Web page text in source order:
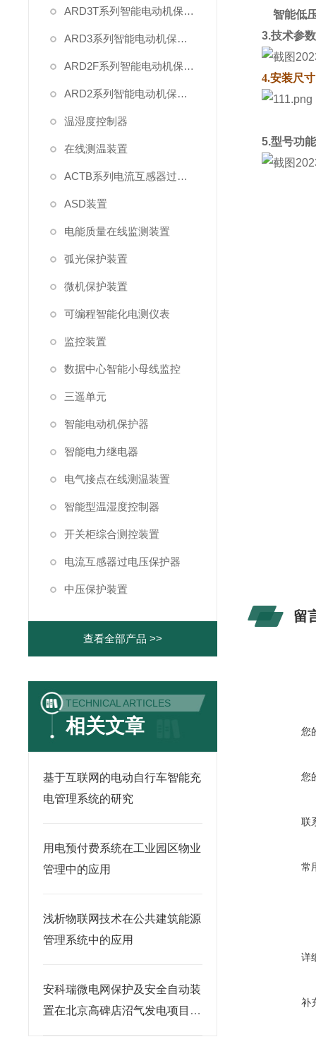
智能低
3.技术参数
4.安装尺寸
5.型号功能
留
您
您
联
常
详
补
ARD3T系列智能电动机保护器
ARD3系列智能电动机保护器
ARD2F系列智能电动机保护器
ARD2系列智能电动机保护器
温湿度控制器
在线测温装置
ACTB系列电流互感器过电压保护器
ASD装置
电能质量在线监测装置
弧光保护装置
微机保护装置
可编程智能化电测仪表
监控装置
数据中心智能小母线监控
三遥单元
智能电动机保护器
智能电力继电器
电气接点在线测温装置
智能型温湿度控制器
开关柜综合测控装置
电流互感器过电压保护器
中压保护装置
查看全部产品 >>
TECHNICAL ARTICLES
相关文章
基于互联网的电动自行车智能充
电管理系统的研究
用电预付费系统在工业园区物业
管理中的应用
浅析物联网技术在公共建筑能源
管理系统中的应用
安科瑞微电网保护及安全自动装
置在北京高碑店沼气发电项目工